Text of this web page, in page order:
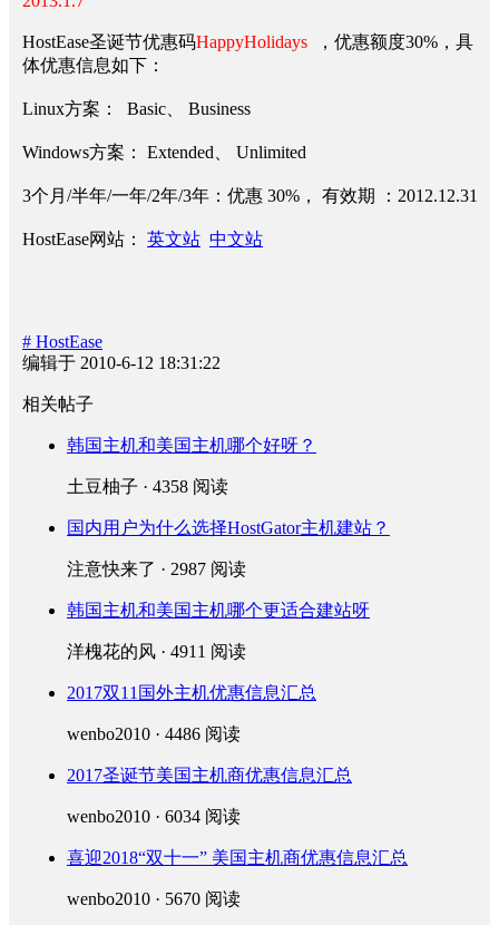
HostEase圣诞节优惠码HappyHolidays ，优惠额度30%，具
体优惠信息如下：
Linux方案： Basic、 Business
Windows方案： Extended、 Unlimited
3个月/半年/一年/2年/3年：优惠 30%， 有效期 ：2012.12.31
HostEase网站： 英文站 中文站
# HostEase
编辑于 2010-6-12 18:31:22
相关帖子
韩国主机和美国主机哪个好呀？
土豆柚子 · 4358 阅读
国内用户为什么选择HostGator主机建站？
注意快来了 · 2987 阅读
韩国主机和美国主机哪个更适合建站呀
洋槐花的风 · 4911 阅读
2017双11国外主机优惠信息汇总
wenbo2010 · 4486 阅读
2017圣诞节美国主机商优惠信息汇总
wenbo2010 · 6034 阅读
喜迎2018“双十一” 美国主机商优惠信息汇总
wenbo2010 · 5670 阅读